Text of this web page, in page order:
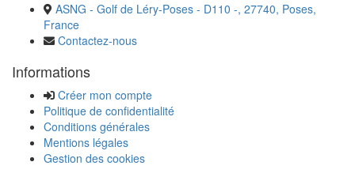
ASNG - Golf de Léry-Poses - D110 -, 27740, Poses,
France
Contactez-nous
Informations
Créer mon compte
Politique de confidentialité
Conditions générales
Mentions légales
Gestion des cookies